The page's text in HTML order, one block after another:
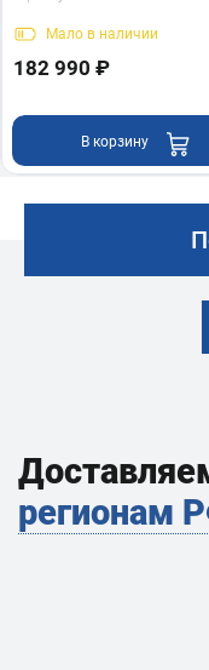
Мало в наличии
182 990 ₽
В корзину
регионам